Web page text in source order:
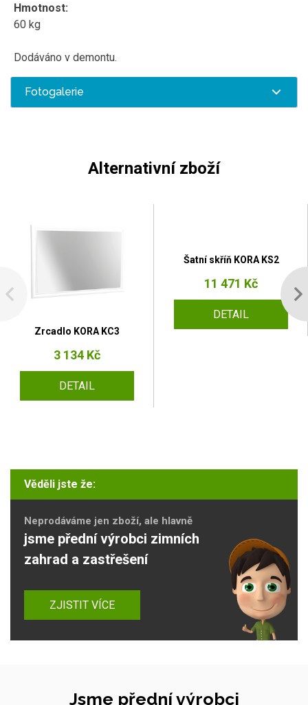
Hmotnost:
60 kg
Dodáváno v demontu.
Fotogalerie
Alternativní zboží
Zrcadlo KORA KC3
3 134 Kč
DETAIL
Šatní skříň KORA KS2
11 471 Kč
DETAIL
Věděli jste že:
Neprodáváme jen zboží, ale hlavně
jsme přední výrobci zimních
zahrad a zastřešení
ZJISTIT VÍCE
Jsme přední výrobci